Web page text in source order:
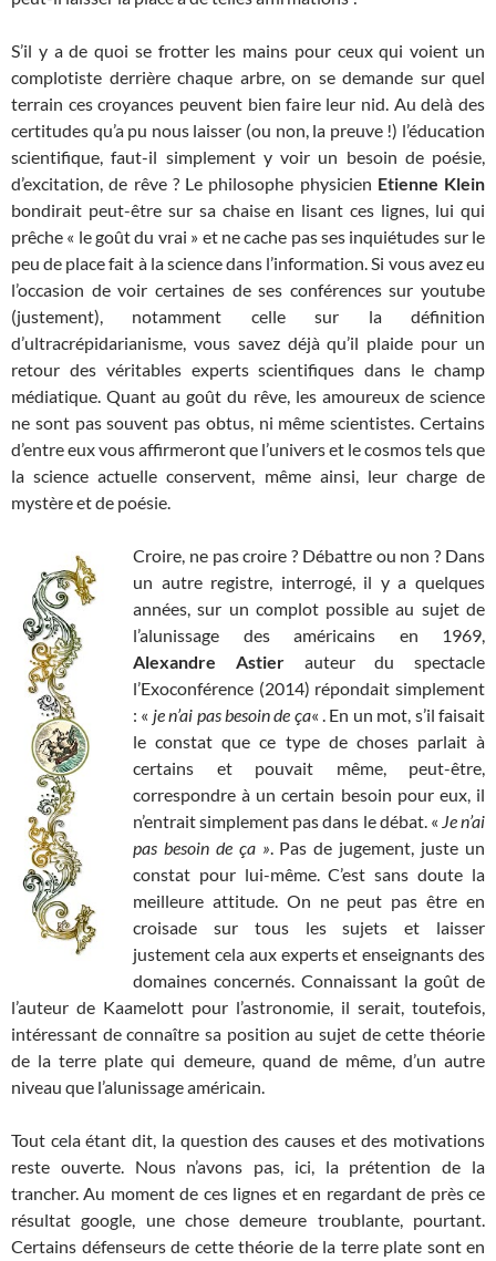
S’il y a de quoi se frotter les mains pour ceux qui voient un
complotiste derrière chaque arbre, on se demande sur quel
terrain ces croyances peuvent bien faire leur nid. Au delà des
certitudes qu’a pu nous laisser (ou non, la preuve !) l’éducation
scientifique, faut-il simplement y voir un besoin de poésie,
d’excitation, de rêve ? Le philosophe physicien Etienne Klein
bondirait peut-être sur sa chaise en lisant ces lignes, lui qui
prêche « le goût du vrai » et ne cache pas ses inquiétudes sur le
peu de place fait à la science dans l’information. Si vous avez eu
l’occasion de voir certaines de ses conférences sur youtube
(justement), notamment celle sur la définition
d’ultracrépidarianisme, vous savez déjà qu’il plaide pour un
retour des véritables experts scientifiques dans le champ
médiatique. Quant au goût du rêve, les amoureux de science
ne sont pas souvent pas obtus, ni même scientistes. Certains
d’entre eux vous affirmeront que l’univers et le cosmos tels que
la science actuelle conservent, même ainsi, leur charge de
mystère et de poésie.
Croire, ne pas croire ? Débattre ou non ? Dans
un autre registre, interrogé, il y a quelques
années, sur un complot possible au sujet de
l’alunissage des américains en 1969,
Alexandre Astierauteur du spectacle
l’Exoconférence (2014) répondait simplement
: « je n’ai pas besoin de ça« . En un mot, s’il faisait
le constat que ce type de choses parlait à
certains et pouvait même, peut-être,
correspondre à un certain besoin pour eux, il
n’entrait simplement pas dans le débat. « Je n’ai
pas besoin de ça ». Pas de jugement, juste un
constat pour lui-même. C’est sans doute la
meilleure attitude. On ne peut pas être en
croisade sur tous les sujets et laisser
justement cela aux experts et enseignants des
domaines concernés. Connaissant la goût de
l’auteur de Kaamelott pour l’astronomie, il serait, toutefois,
intéressant de connaître sa position au sujet de cette théorie
de la terre plate qui demeure, quand de même, d’un autre
niveau que l’alunissage américain.
Tout cela étant dit, la question des causes et des motivations
reste ouverte. Nous n’avons pas, ici, la prétention de la
trancher. Au moment de ces lignes et en regardant de près ce
résultat google, une chose demeure troublante, pourtant.
Certains défenseurs de cette théorie de la terre plate sont en